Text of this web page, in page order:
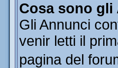
Cosa sono gli
Gli Annunci
venir letti il
pagina del